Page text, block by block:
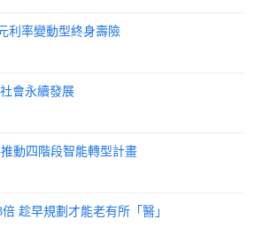
利率變動型終身壽險
會永續發展
動四階段智能轉型計畫
趁早規劃才能老有所「醫」